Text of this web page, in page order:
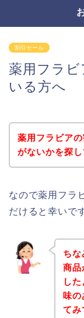
割引セール
薬用フラビ
いる方へ
薬用フラビア
がないかを探
なので薬用フラ
だけると幸いで
ちな
商品
し
味の
てみ